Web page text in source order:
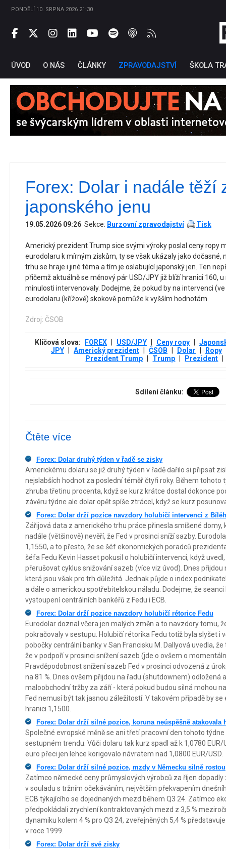
PONDĚLÍ 10. SRPNA 2026 21:30
ÚVOD O NÁS ČLÁNKY ZPRAVODAJSTVÍ ŠKOLA
Forex: Dolar i nadále těží
japonského jenu
19.05.2026 09:26 Sekce: Burzovní zpravodajství Tisk
Americký prezident Trump sice svými výroky poslal ceny ropy
eurodolaru k mírným ziskům, ty se však ukázaly jako
trhu se hraje i jiné téma a tím je oslabující japonský jen. Ten
přičemž aktuálně se měnový pár USD/JPY již blíží hranici 160,
minulosti intervenovaly. Dodejme, že pokud by na intervenci
eurodolaru (křížově) skokově pomůže k vyšším hodnotám.
Zdroj: ČSOB
Klíčová slova: FOREX USD/JPY Ceny ropy
JPY
Americký prezident ČSOB Dolar
Ropy
Prezident Trump
Trump Prezident
Sdílení článku:
Čtěte více
Forex: Dolar druhý týden v řadě se zisky
Americkému dolaru se již druhý týden v řadě dařilo si připsat
nejslabších hodnot za poslední téměř čtyři roky. Během tohoto
zhruba třetinu procenta, když se kurz krátce dostal dokonce
závěru týdne ale dolar opět spíše ztrácel, když se kurz
Forex: Dolar drží pozice navzdory holubičí intervenci z
Zářijová data z amerického trhu práce přinesla smíšené
nadále (většinově) nevěří, že Fed v prosinci sníží sazby.
1,1550, a to přesto, že se šéf ekonomických poradců
šéfa Fedu Kevin Hasset pokusil o holubičí intervenci, když
přerušovat cyklus snižování sazeb (více viz úvod). Dnes přijdou
která jsou však pro trh důležitá. Jednak půjde o index
a dále o americkou spotřebitelskou náladu. Dodejme, že
vystoupení centrálních bankéřů z Fedu i ECB.
Forex: Dolar drží pozice navzdory holubičí rétorice Fedu
Eurodolar doznal včera jen malých změn a to navzdory tomu,
pokračovaly v sestupu. Holubičí rétorika Fedu totiž byla slyšet i
pobočky centrální banky v San Francisku M. Dallyová uvedla,
že v podpoří v prosinci snížení sazeb (jde o ovšem o
Pravděpodobnost snížení sazeb Fed v prosinci odvozená z
na 81 %. Dnes ovšem přijdou na řadu (shutdownem) odložená
maloobchodní tržby za září - která pokud budou silná mohou
Fed nemusí být tak jasnou záležitostí. V takovém případě by
hranici 1,1500.
Forex: Dolar drží silné pozice, koruna neúspěšně atakovala
Společné evropské měně se ani třetí pracovní den tohoto
sestupném trendu. Vůči dolaru tak kurz spadl až k 1,0780 EUR/
euro přeci jen lehce korigovalo návratem nad 1,0800 EUR/USD.
Forex: Dolar drží silné pozice, mzdy v Německu silně rostou
Zatímco německé ceny průmyslových výrobců za říjen
v souladu s tržním očekáváním, největším překvapením
ECB týkajícího se dojednaných mezd během Q3 24. Zatímco
předpokládali zrychlení kontraktovaných mezd z 3,5 %
dynamiku kolem 4 % pro Q3 24, zveřejněných 5,4 %
v roce 1999.
Forex: Dolar drží své zisky